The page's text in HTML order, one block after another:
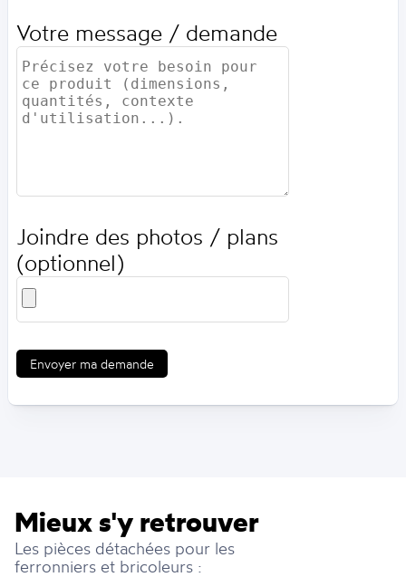
Votre message / demande
Joindre des photos / plans
(optionnel)
Envoyer ma demande
Mieux s'y retrouver
Les pièces détachées pour les
ferronniers et bricoleurs :